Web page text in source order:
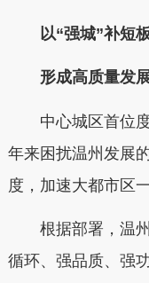
以“强城”补短
形成高质量发
中心城区首位
年来困扰温州发展
度，加速大都市区
根据部署，温
循环、强品质、强